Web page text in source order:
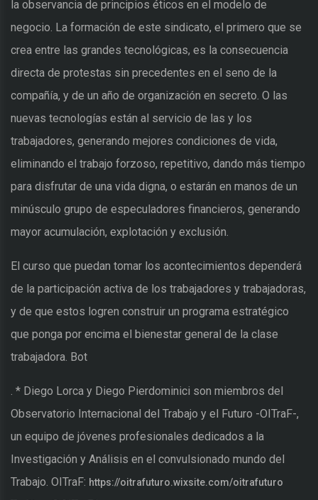
la observancia de principios éticos en el modelo de
negocio. La formación de este sindicato, el primero que se
crea entre las grandes tecnológicas, es la consecuencia
directa de protestas sin precedentes en el seno de la
compañía, y de un año de organización en secreto. O las
nuevas tecnologías están al servicio de las y los
trabajadores, generando mejores condiciones de vida,
eliminando el trabajo forzoso, repetitivo, dando más tiempo
para disfrutar de una vida digna, o estarán en manos de un
minúsculo grupo de especuladores financieros, generando
mayor acumulación, explotación y exclusión.
El curso que puedan tomar los acontecimientos dependerá
de la participación activa de los trabajadores y trabajadoras,
y de que estos logren construir un programa estratégico
que ponga por encima el bienestar general de la clase
trabajadora. Bot
. * Diego Lorca y Diego Pierdominici son miembros del
Observatorio Internacional del Trabajo y el Futuro -OITraF-,
un equipo de jóvenes profesionales dedicados a la
Investigación y Análisis en el convulsionado mundo del
Trabajo. OITraF: https://oitrafuturo.wixsite.com/oitrafuturo